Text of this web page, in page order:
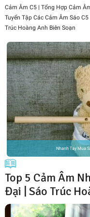
Cảm Âm C5 | Tổng Hợp Cảm
Tuyển Tập Các Cảm Âm Sáo
Trúc Hoàng Anh Biên Soạn
Nhanh Tay Mua
Top 5 Cảm Âm
Đại | Sáo Trúc